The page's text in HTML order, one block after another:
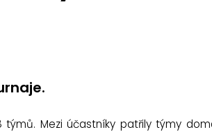
Mezi účastníky patřily týmy